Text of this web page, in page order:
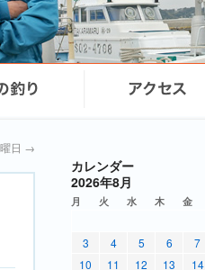
日 →
カレンダー
2026年8月
月 火 水 木 金
3
4 5 6 7
10
11 12 13 14